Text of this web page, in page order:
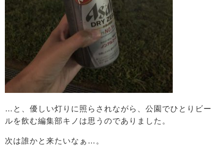
…と、優しい灯りに照らされながら、公園でひとりビー
ルを飲む編集部キノは思うのでありました。
次は誰かと来たいなぁ…。